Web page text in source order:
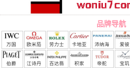
品牌导航
万国 欧米茄 劳力士 卡地亚 沛纳海 爱彼
伯爵 江诗丹 百达翡 积家 帝舵 宝玑